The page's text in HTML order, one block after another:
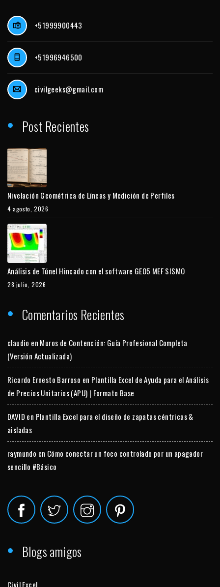
+51999900443
+51996946500
civilgeeks@gmail.com
Post Recientes
Nivelación Geométrica de Líneas y Medición de Perfiles
4 agosto, 2026
Análisis de Túnel Hincado con el software GEO5 MEF SISMO
28 julio, 2026
Comentarios Recientes
claudio en Muros de Contención: Guía Profesional Completa
(Versión Actualizada)
Ricardo Ernesto Barroso en Plantilla Excel de Ayuda para el Análisis
de Precios Unitarios (APU) | Formato Base
DAVID en Plantilla Excel para el diseño de zapatas céntricas &
aisladas
raymundo en Cómo conectar un foco controlado por un apagador
sencillo #Básico
Blogs amigos
Civil Excel